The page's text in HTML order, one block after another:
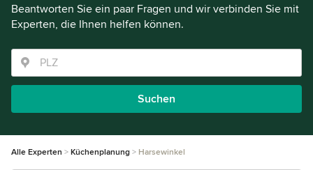
Beantworten Sie ein paar Fragen und wir verbinden Sie mit
Experten, die Ihnen helfen können.
Suchen
Alle Experten Küchenplanung Harsewinkel